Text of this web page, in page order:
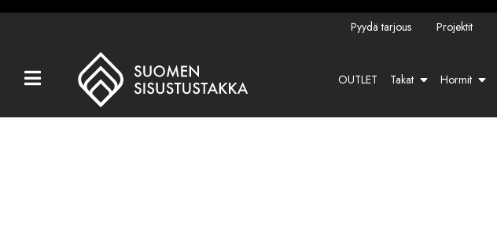
Kaikki tuotteet
Pyydä tarjous Projektit
OUTLET Takat Hormit